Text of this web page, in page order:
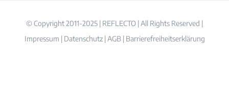
© Copyright 2011-2025 | REFLECTO | All Rights Reserved |
Impressum | Datenschutz| AGB| Barrierefreiheitserklärung